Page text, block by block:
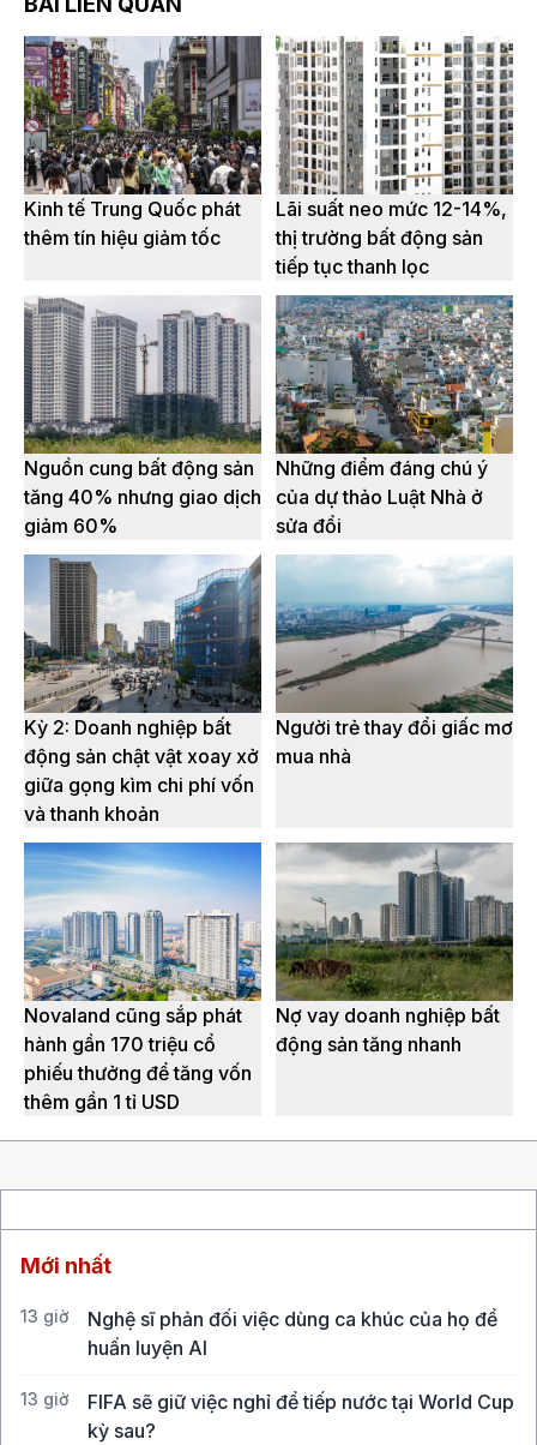
Kinh tế Trung Quốc phát
thêm tín hiệu giảm tốc
Lãi suất neo mức 12-14%,
thị trường bất động sản
tiếp tục thanh lọc
Nguồn cung bất động sản
tăng 40% nhưng giao dịch
giảm 60%
Những điểm đáng chú ý
của dự thảo Luật Nhà ở
sửa đổi
Kỳ 2: Doanh nghiệp bất
động sản chật vật xoay xở
giữa gọng kìm chi phí vốn
và thanh khoản
Người trẻ thay đổi giấc mơ
mua nhà
Novaland cũng sắp phát
hành gần 170 triệu cổ
phiếu thưởng để tăng vốn
thêm gần 1 tỉ USD
Nợ vay doanh nghiệp bất
động sản tăng nhanh
Mới nhất
13 giờ
Nghệ sĩ phản đối việc dùng ca khúc của họ để
huấn luyện AI
13 giờ
FIFA sẽ giữ việc nghỉ để tiếp nước tại World Cup
kỳ sau?